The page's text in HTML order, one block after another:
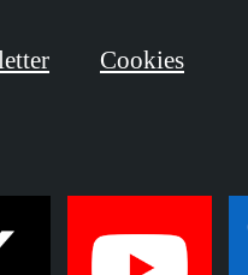
Cookies